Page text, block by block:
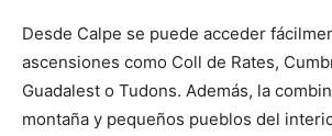
Desde Calpe se puede acceder
ascensiones como Coll de Rates,
Guadalest o Tudons. Además, la
montaña y pequeños pueblos del